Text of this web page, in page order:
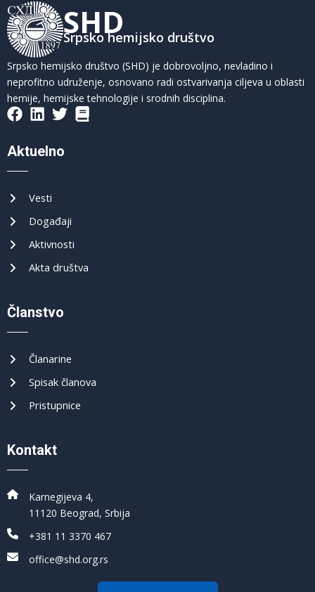
SHD
Srpsko hemijsko društvo
Srpsko hemijsko društvo (SHD) je dobrovoljno, nevladino i
neprofitno udruženje, osnovano radi ostvarivanja ciljeva u oblasti
hemije, hemijske tehnologije i srodnih disciplina.
Aktuelno
Vesti
Događaji
Aktivnosti
Akta društva
Članstvo
Članarine
Spisak članova
Pristupnice
Kontakt
Karnegijeva 4,
11120 Beograd, Srbija
+381 11 3370 467
office@shd.org.rs